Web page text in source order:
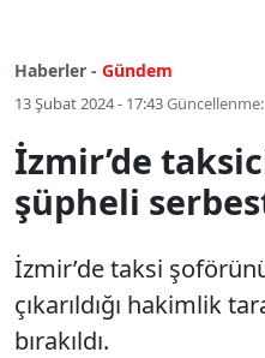
Haberler - Gündem
13 Şubat 2024 - 17:43Güncellenme:
İzmir’de
şüpheli
İzmir’de taksi
çıkarıldığı hakimlik
bırakıldı.